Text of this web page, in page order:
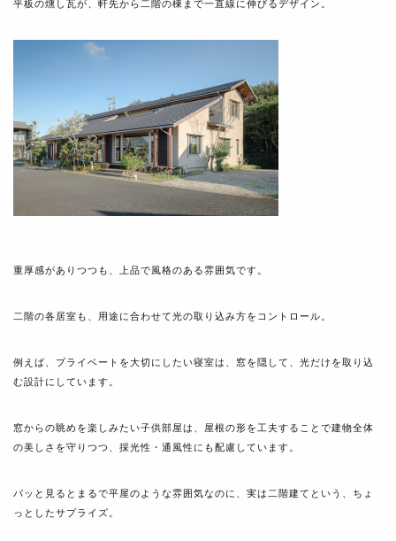
平板の燻し瓦が、軒先から二階の棟まで一直線に伸びるデザイン。
重厚感がありつつも、上品で風格のある雰囲気です。
二階の各居室も、用途に合わせて光の取り込み方をコントロール。
例えば、プライベートを大切にしたい寝室は、窓を隠して、光だけを取り込
む設計にしています。
窓からの眺めを楽しみたい子供部屋は、屋根の形を工夫することで建物全体
の美しさを守りつつ、採光性・通風性にも配慮しています。
パッと見るとまるで平屋のような雰囲気なのに、実は二階建てという、ちょ
っとしたサプライズ。